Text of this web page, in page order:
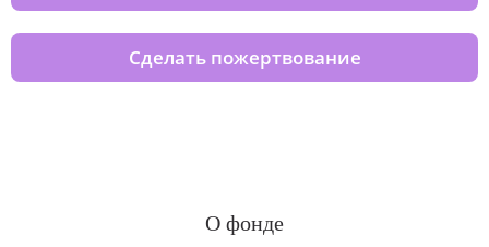
Сделать пожертвование
О фонде